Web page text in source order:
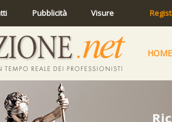
Pubblicità Visure
HOME